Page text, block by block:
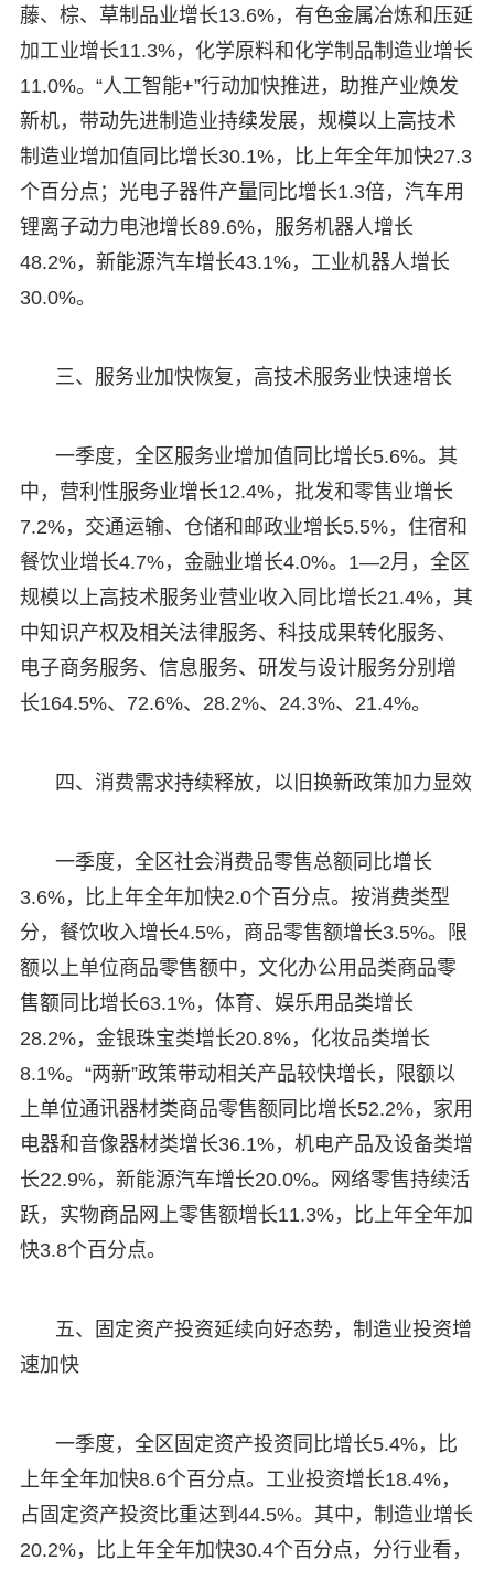
藤、棕、草制品业增长13.6%，有色金属冶炼和压延
加工业增长11.3%，化学原料和化学制品制造业增长
11.0%。“人工智能+”行动加快推进，助推产业焕发
新机，带动先进制造业持续发展，规模以上高技术
制造业增加值同比增长30.1%，比上年全年加快27.3
个百分点；光电子器件产量同比增长1.3倍，汽车用
锂离子动力电池增长89.6%，服务机器人增长
48.2%，新能源汽车增长43.1%，工业机器人增长
30.0%。
三、服务业加快恢复，高技术服务业快速增长
一季度，全区服务业增加值同比增长5.6%。其
中，营利性服务业增长12.4%，批发和零售业增长
7.2%，交通运输、仓储和邮政业增长5.5%，住宿和
餐饮业增长4.7%，金融业增长4.0%。1—2月，全区
规模以上高技术服务业营业收入同比增长21.4%，其
中知识产权及相关法律服务、科技成果转化服务、
电子商务服务、信息服务、研发与设计服务分别增
长164.5%、72.6%、28.2%、24.3%、21.4%。
四、消费需求持续释放，以旧换新政策加力显效
一季度，全区社会消费品零售总额同比增长
3.6%，比上年全年加快2.0个百分点。按消费类型
分，餐饮收入增长4.5%，商品零售额增长3.5%。限
额以上单位商品零售额中，文化办公用品类商品零
售额同比增长63.1%，体育、娱乐用品类增长
28.2%，金银珠宝类增长20.8%，化妆品类增长
8.1%。“两新”政策带动相关产品较快增长，限额以
上单位通讯器材类商品零售额同比增长52.2%，家用
电器和音像器材类增长36.1%，机电产品及设备类增
长22.9%，新能源汽车增长20.0%。网络零售持续活
跃，实物商品网上零售额增长11.3%，比上年全年加
快3.8个百分点。
五、固定资产投资延续向好态势，制造业投资增
速加快
一季度，全区固定资产投资同比增长5.4%，比
上年全年加快8.6个百分点。工业投资增长18.4%，
占固定资产投资比重达到44.5%。其中，制造业增长
20.2%，比上年全年加快30.4个百分点，分行业看，